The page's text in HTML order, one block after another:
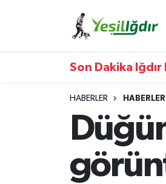
Son Dakika
HABERLER HABERLER
Iğdır Trafik Yoğunluk
Süper Lig Puan Durumu ve